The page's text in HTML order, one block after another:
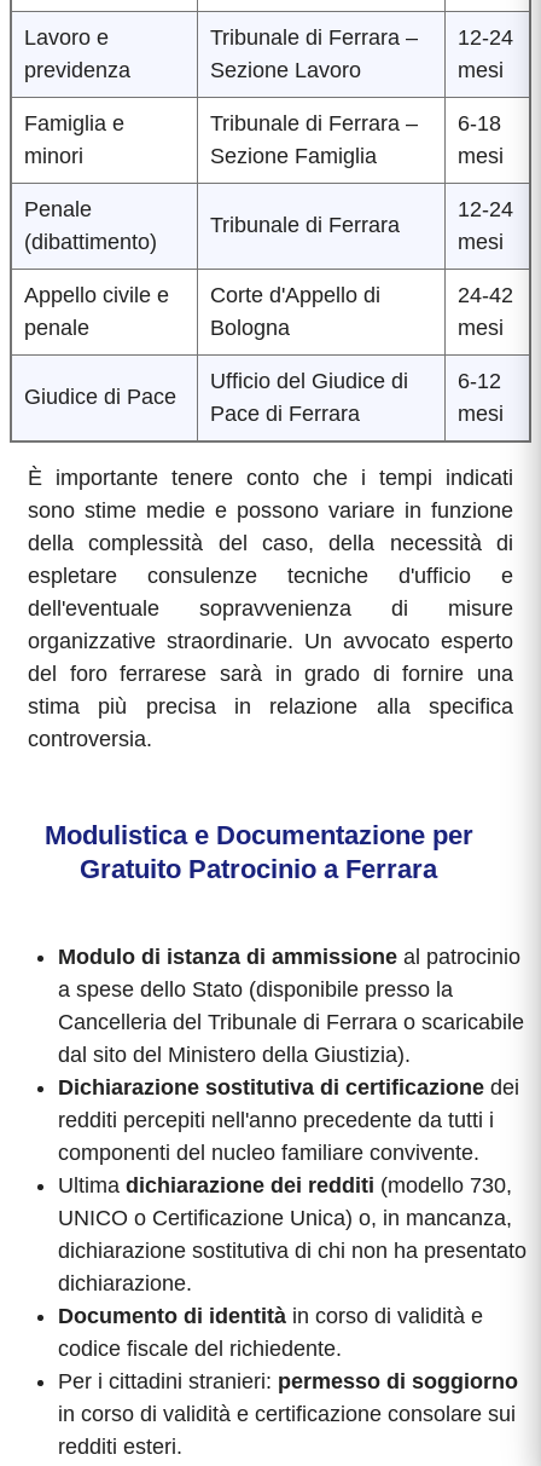
Lavoro e
previdenza
Tribunale di Ferrara –
Sezione Lavoro
12-24
mesi
Famiglia e
minori
Tribunale di Ferrara –
Sezione Famiglia
6-18
mesi
Penale
(dibattimento)
Tribunale di Ferrara
12-24
mesi
Appello civile e
penale
Corte d'Appello di
Bologna
24-42
mesi
Giudice di Pace
Ufficio del Giudice di
Pace di Ferrara
6-12
mesi
È importante tenere conto che i tempi indicati
sono stime medie e possono variare in funzione
della complessità del caso, della necessità di
espletare consulenze tecniche d'ufficio e
dell'eventuale sopravvenienza di misure
organizzative straordinarie. Un avvocato esperto
del foro ferrarese sarà in grado di fornire una
stima più precisa in relazione alla specifica
controversia.
Modulistica e Documentazione per
Gratuito Patrocinio a Ferrara
Modulo di istanza di ammissione al patrocinio
a spese dello Stato (disponibile presso la
Cancelleria del Tribunale di Ferrara o scaricabile
dal sito del Ministero della Giustizia).
Dichiarazione sostitutiva di certificazione dei
redditi percepiti nell'anno precedente da tutti i
componenti del nucleo familiare convivente.
Ultima dichiarazione dei redditi (modello 730,
UNICO o Certificazione Unica) o, in mancanza,
dichiarazione sostitutiva di chi non ha presentato
dichiarazione.
Documento di identità in corso di validità e
codice fiscale del richiedente.
Per i cittadini stranieri: permesso di soggiorno
in corso di validità e certificazione consolare sui
redditi esteri.